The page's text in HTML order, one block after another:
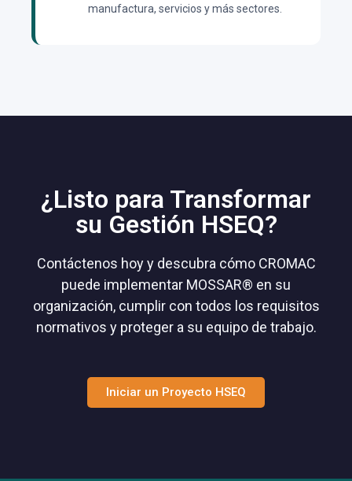
manufactura, servicios y más sectores.
¿Listo para Transformar
su Gestión HSEQ?
Contáctenos hoy y descubra cómo CROMAC
puede implementar MOSSAR® en su
organización, cumplir con todos los requisitos
normativos y proteger a su equipo de trabajo.
Iniciar un Proyecto HSEQ